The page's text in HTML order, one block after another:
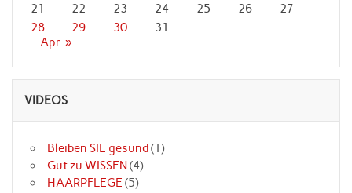
21
22 23 24 25 26
27
28
29 30
31
Apr. »
VIDEOS
Bleiben SIE gesund(1)
Gut zu WISSEN(4)
HAARPFLEGE (5)